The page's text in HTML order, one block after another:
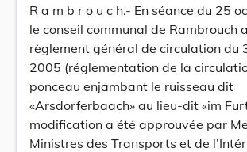
R a m b r o u c h.- En séance du 25
le conseil communal de Rambrouch
règlement général de circulation du
2005 (réglementation de la
ponceau enjambant le ruisseau dit
«Arsdorferbaach» au lieu-dit «im
modification a été approuvée par
Ministres des Transports et de